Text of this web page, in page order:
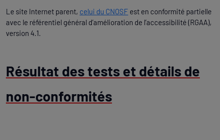
Le site Internet parent, celui du CNOSF est en conformité partielle
avec le référentiel général d’amélioration de l’accessibilité (RGAA),
version 4.1.
Résultat des tests et détails de
non-conformités